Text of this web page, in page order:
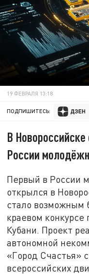
19 ФЕВРАЛЯ 13:18
ПОДПИШИТЕСЬ:
В
России
Первый в России
открылся в
стало возможным
краевом конкурсе
Кубани. Проект
автономной
«Город Счастья»
всероссийских